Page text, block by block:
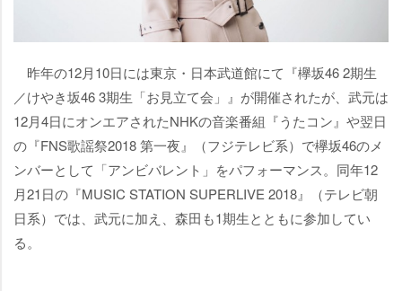
昨年の12月10日には東京・日本武道館にて『欅坂46 2期生
／けやき坂46 3期生「お見立て会」』が開催されたが、武元は
12月4日にオンエアされたNHKの音楽番組『うたコン』や翌日
の『FNS歌謡祭2018 第一夜』（フジテレビ系）で欅坂46のメ
ンバーとして「アンビバレント」をパフォーマンス。同年12
月21日の『MUSIC STATION SUPERLIVE 2018』（テレビ朝
日系）では、武元に加え、森田も1期生とともに参加してい
る。